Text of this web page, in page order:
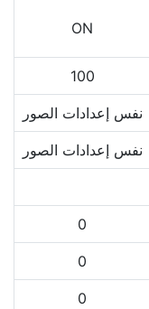
ON
100
نفس إعدادات الصور
نفس إعدادات الصور
0
0
0